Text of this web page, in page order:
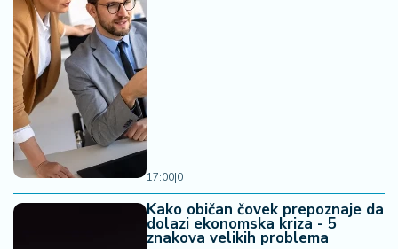
17:00|0
Kako običan čovek prepoznaje da
dolazi ekonomska kriza - 5
znakova velikih problema